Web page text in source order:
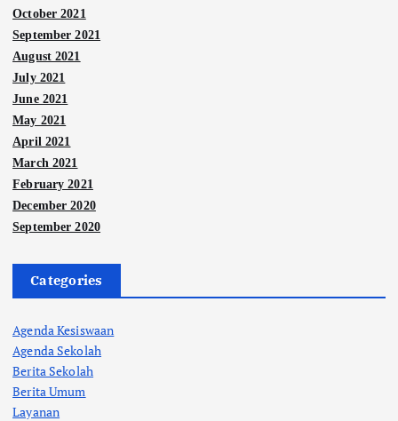
October 2021
September 2021
August 2021
July 2021
June 2021
May 2021
April 2021
March 2021
February 2021
December 2020
September 2020
Categories
Agenda Kesiswaan
Agenda Sekolah
Berita Sekolah
Berita Umum
Layanan